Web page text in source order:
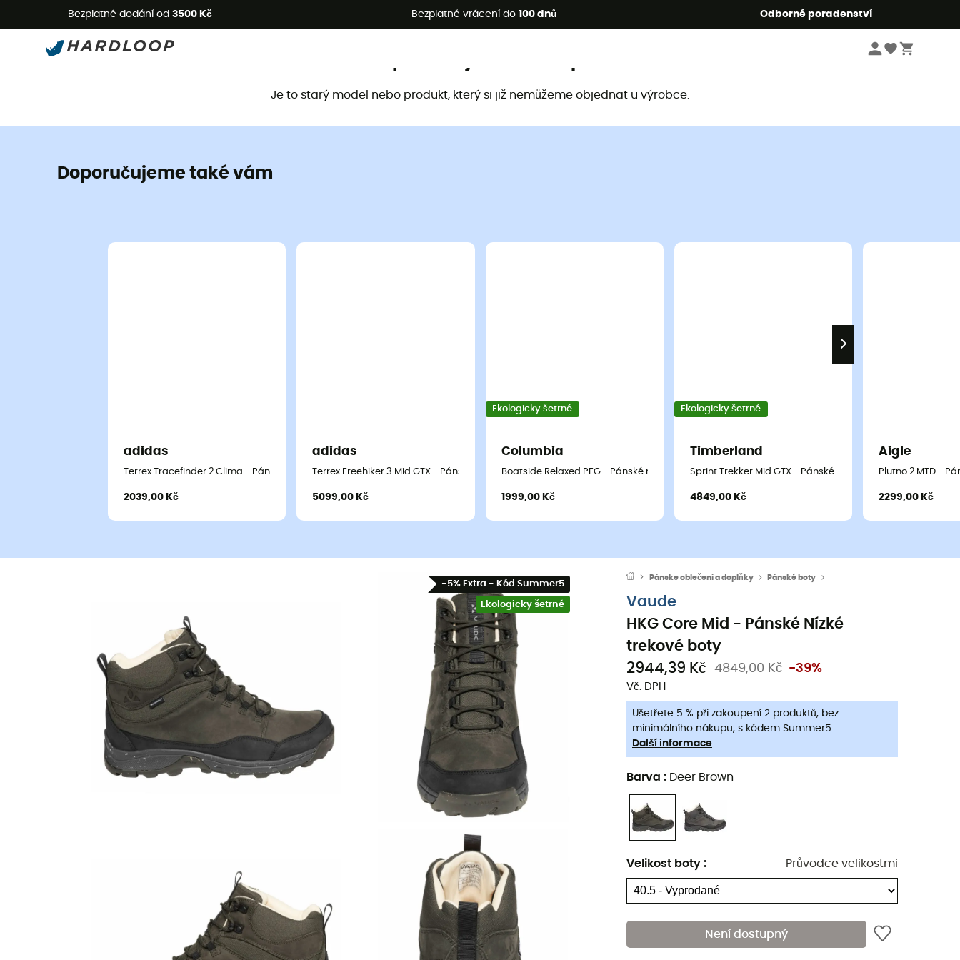
Bezplatné dodání od 3500 Kč Bezplatné vrácení do 100 dnů Odborné poradenství
Letní akce 🔥 -5 % EXTRA při nákupu 2 produktů* s kódem Summer5
Je to starý model nebo produkt, který si již nemůžeme objednat u výrobce.
Doporučujeme také vám
adidas
Terrex Tracefinder 2 Clima - Pánské nízké turistické boty
2039,00 Kč
adidas
Terrex Freehiker 3 Mid GTX - Pánské nízké turistické boty
5099,00 Kč
Ekologicky šetrné
Columbia
Boatside Relaxed PFG - Pánské nízké turistické boty
1999,00 Kč
Ekologicky šetrné
Timberland
Sprint Trekker Mid GTX - Pánské nízké turistické boty
4849,00 Kč
Aigle
Plutno 2 MTD -
2299,00 Kč
-5% Extra - Kód Summer5
Ekologicky šetrné
Pánske oblečeni a doplňky Pánské boty
Vaude
HKG Core Mid - Pánské Nízké
trekové boty
2944,39 Kč
4849,00 Kč -39%
Vč. DPH
Ušetřete 5 % při zakoupení 2 produktů, bez
minimálního nákupu, s kódem Summer5.
Další informace
Barva : Deer Brown
Velikost boty : Průvodce velikostmi
Není dostupný